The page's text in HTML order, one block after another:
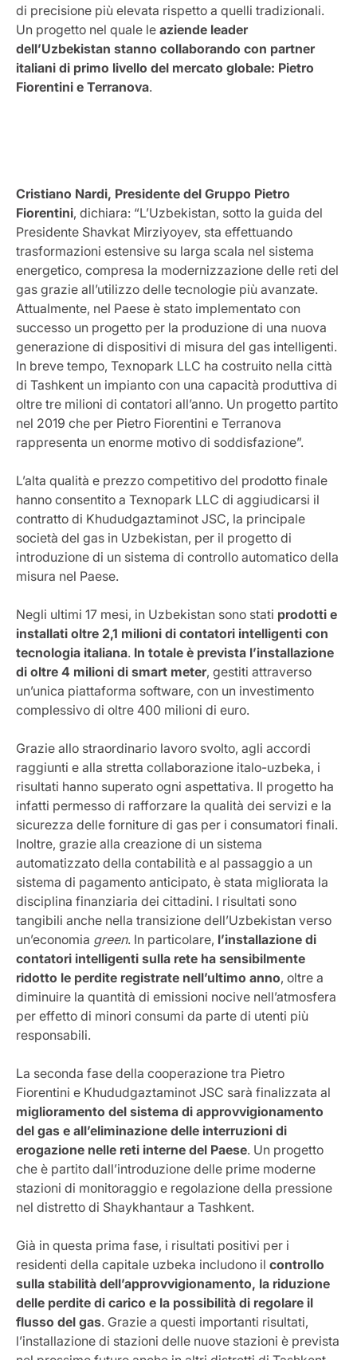
di precisione più elevata rispetto a quelli tradizionali.
Un progetto nel quale le aziende leader
dell’Uzbekistan stanno collaborando con partner
italiani di primo livello del mercato globale: Pietro
Fiorentini e Terranova.
Cristiano Nardi, Presidente del Gruppo Pietro
Fiorentini, dichiara: “L’Uzbekistan, sotto la guida del
Presidente Shavkat Mirziyoyev, sta effettuando
trasformazioni estensive su larga scala nel sistema
energetico, compresa la modernizzazione delle reti del
gas grazie all’utilizzo delle tecnologie più avanzate.
Attualmente, nel Paese è stato implementato con
successo un progetto per la produzione di una nuova
generazione di dispositivi di misura del gas intelligenti.
In breve tempo, Texnopark LLC ha costruito nella città
di Tashkent un impianto con una capacità produttiva di
oltre tre milioni di contatori all’anno. Un progetto partito
nel 2019 che per Pietro Fiorentini e Terranova
rappresenta un enorme motivo di soddisfazione”.
L’alta qualità e prezzo competitivo del prodotto finale
hanno consentito a Texnopark LLC di aggiudicarsi il
contratto di Khududgaztaminot JSC, la principale
società del gas in Uzbekistan, per il progetto di
introduzione di un sistema di controllo automatico della
misura nel Paese.
Negli ultimi 17 mesi, in Uzbekistan sono stati prodotti e
installati oltre 2,1 milioni di contatori intelligenti con
tecnologia italiana. In totale è prevista l’installazione
di oltre 4 milioni di smart meter, gestiti attraverso
un’unica piattaforma software, con un investimento
complessivo di oltre 400 milioni di euro.
Grazie allo straordinario lavoro svolto, agli accordi
raggiunti e alla stretta collaborazione italo-uzbeka, i
risultati hanno superato ogni aspettativa. Il progetto ha
infatti permesso di rafforzare la qualità dei servizi e la
sicurezza delle forniture di gas per i consumatori finali.
Inoltre, grazie alla creazione di un sistema
automatizzato della contabilità e al passaggio a un
sistema di pagamento anticipato, è stata migliorata la
disciplina finanziaria dei cittadini. I risultati sono
tangibili anche nella transizione dell’Uzbekistan verso
un’economia green. In particolare, l’installazione di
contatori intelligenti sulla rete ha sensibilmente
ridotto le perdite registrate nell’ultimo anno, oltre a
diminuire la quantità di emissioni nocive nell’atmosfera
per effetto di minori consumi da parte di utenti più
responsabili.
La seconda fase della cooperazione tra Pietro
Fiorentini e Khududgaztaminot JSC sarà finalizzata al
miglioramento del sistema di approvvigionamento
del gas e all’eliminazione delle interruzioni di
erogazione nelle reti interne del Paese. Un progetto
che è partito dall’introduzione delle prime moderne
stazioni di monitoraggio e regolazione della pressione
nel distretto di Shaykhantaur a Tashkent.
Già in questa prima fase, i risultati positivi per i
residenti della capitale uzbeka includono il controllo
sulla stabilità dell’approvvigionamento, la riduzione
delle perdite di carico e la possibilità di regolare il
flusso del gas. Grazie a questi importanti risultati,
l’installazione di stazioni delle nuove stazioni è prevista